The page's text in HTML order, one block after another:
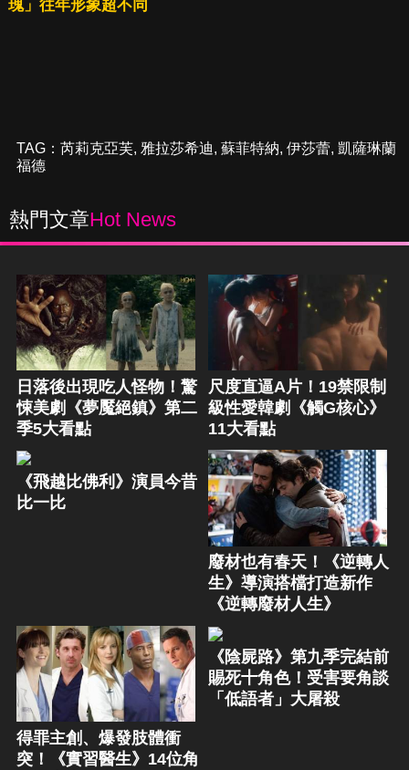
瑰」往年形象超不同
TAG： 芮莉克亞芙, 雅拉莎希迪, 蘇菲特納, 伊莎蕾, 凱薩琳蘭
福德
熱門文章Hot News
日落後出現吃人怪物！驚
悚美劇《夢魘絕鎮》第二
季5大看點
尺度直逼A片！19禁限制
級性愛韓劇《觸G核心》
11大看點
《飛越比佛利》演員今昔
比一比
廢材也有春天！《逆轉人
生》導演搭檔打造新作
《逆轉廢材人生》
得罪主創、爆發肢體衝
突！《實習醫生》14位角
《陰屍路》第九季完結前
賜死十角色！受害要角談
「低語者」大屠殺